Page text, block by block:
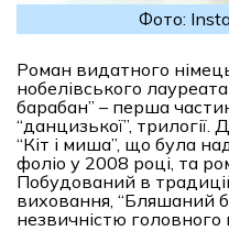
Фото:
Роман видатного
нобелівського
барабан” – перша
“данцизької”,
“Кіт і миша”, що була
фоліо у 2008 році, та
Побудований в
виховання, “Бляшаний
незвичністю головного